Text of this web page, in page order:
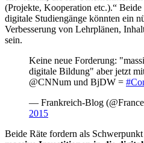
(Projekte, Kooperation etc.).“
digitale Studiengänge könnten ein
Verbesserung von Lehrplänen,
sein.
Keine neue Forderung:
digitale Bildung" aber jetzt
@CNNum und BjDW =
— Frankreich-Blog
2015
Beide Räte fordern als